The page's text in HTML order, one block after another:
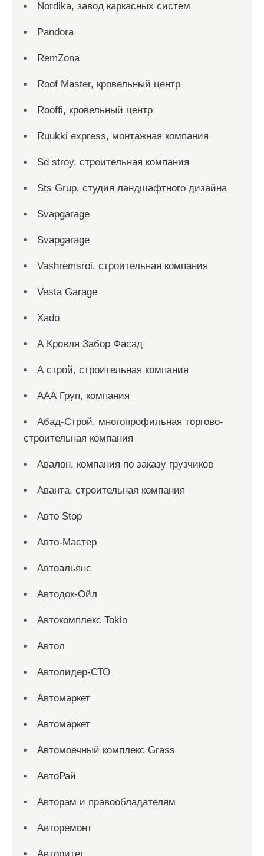
Nordika, завод каркасных систем
Pandora
RemZona
Roof Master, кровельный центр
Rooffi, кровельный центр
Ruukki express, монтажная компания
Sd stroy, строительная компания
Sts Grup, студия ландшафтного дизайна
Svapgarage
Svapgarage
Vashremsroi, строительная компания
Vesta Garage
Xado
А Кровля Забор Фасад
А строй, строительная компания
ААА Груп, компания
Абад-Строй, многопрофильная торгово-
строительная компания
Авалон, компания по заказу грузчиков
Аванта, строительная компания
Авто Stop
Авто-Мастер
Автоальянс
Автодок-Ойл
Автокомплекс Tokio
Автол
Автолидер-СТО
Автомаркет
Автомаркет
Автомоечный комплекс Grass
АвтоРай
Авторам и правообладателям
Авторемонт